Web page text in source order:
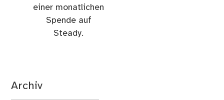
einer monatlichen
Spende auf
Steady.
Archiv